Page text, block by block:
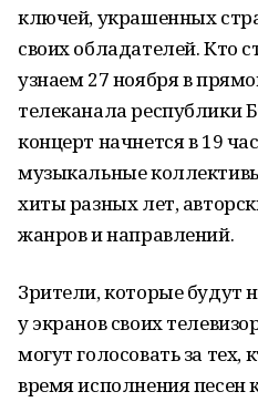
ключей, украшенных
своих обладателей. Кто
узнаем 27 ноября в
телеканала республики
концерт начнется в 19
музыкальные
хиты разных лет,
жанров и направлений.
Зрители, которые будут
у экранов своих
могут голосовать за тех,
время исполнения песен